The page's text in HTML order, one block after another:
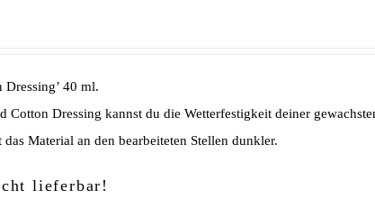
40 ml.
Dressing kannst du die Wetterfestigkeit deiner
das Material an den bearbeiteten Stellen dunkler.
lieferbar!